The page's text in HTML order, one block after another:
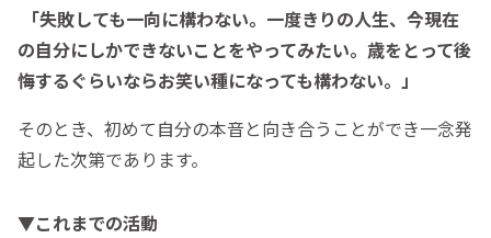
「失敗しても一向に構わない。一度きりの人生、今現在
の自分にしかできないことをやってみたい。歳をとって後
悔するぐらいならお笑い種になっても構わない。」
そのとき、初めて自分の本音と向き合うことができ一念発
起した次第であります。
▼これまでの活動